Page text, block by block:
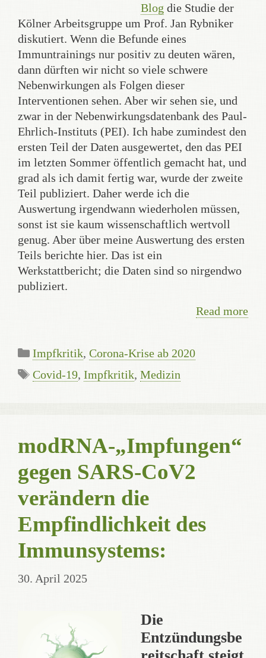
Blog die Studie der
Kölner Arbeitsgruppe um Prof. Jan Rybniker
diskutiert. Wenn die Befunde eines
Immuntrainings nur positiv zu deuten wären,
dann dürften wir nicht so viele schwere
Nebenwirkungen als Folgen dieser
Interventionen sehen. Aber wir sehen sie, und
zwar in der Nebenwirkungsdatenbank des Paul-
Ehrlich-Instituts (PEI). Ich habe zumindest den
ersten Teil der Daten ausgewertet, den das PEI
im letzten Sommer öffentlich gemacht hat, und
grad als ich damit fertig war, wurde der zweite
Teil publiziert. Daher werde ich die
Auswertung irgendwann wiederholen müssen,
sonst ist sie kaum wissenschaftlich wertvoll
genug. Aber über meine Auswertung des ersten
Teils berichte hier. Das ist ein
Werkstattbericht; die Daten sind so nirgendwo
publiziert.
Read more
Categories
Impfkritik, Corona-Krise ab 2020
Tags
Covid-19, Impfkritik, Medizin
modRNA-„Impfungen“
gegen SARS-CoV2
verändern die
Empfindlichkeit des
Immunsystems:
30. April 2025
Die
Entzündungsbe